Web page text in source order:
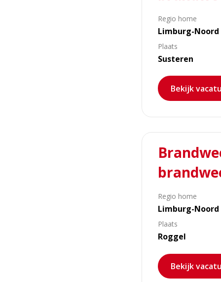
Regio home
Limburg-Noord
Plaats
Susteren
Bekijk
zoekt
brandweervrijwilligers
Regio home
Limburg-Noord
Plaats
Roggel
Bekijk
Lees
meer
Brandweer
zoekt
brandweervrijwilligers